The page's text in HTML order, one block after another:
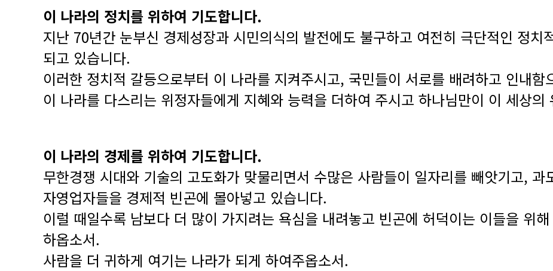
이 나라의 정치를 위하여 기도합니다.
지난 70년간 눈부신 경제성장과 시민의식의 발전에도 불구하고 여전히 극단적인 정
되고 있습니다.
이러한 정치적 갈등으로부터 이 나라를 지켜주시고, 국민들이 서로를 배려하고 인내
이 나라를 다스리는 위정자들에게 지혜와 능력을 더하여 주시고 하나님만이 이 세상
이 나라의 경제를 위하여 기도합니다.
무한경쟁 시대와 기술의 고도화가 맞물리면서 수많은 사람들이 일자리를 빼앗기고,
자영업자들을 경제적 빈곤에 몰아넣고 있습니다.
이럴 때일수록 남보다 더 많이 가지려는 욕심을 내려놓고 빈곤에 허덕이는 이들을 위
하옵소서.
사람을 더 귀하게 여기는 나라가 되게 하여주옵소서.